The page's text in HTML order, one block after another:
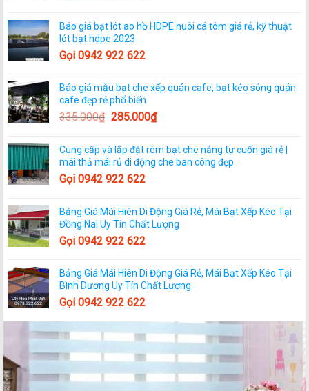
Báo giá bạt lót ao hồ HDPE nuôi cá tôm giá rẻ, kỹ thuật
lót bạt hdpe 2023
Gọi 0942 922 622
Báo giá mẫu bạt che xếp quán cafe, bạt kéo sóng quán
cafe đẹp rẻ phổ biến
335.000₫ 285.000₫
Cung cấp và lắp đặt rèm bạt che nắng tự cuốn giá rẻ |
mái thả mái rủ di động che ban công đẹp
Gọi 0942 922 622
Bảng Giá Mái Hiên Di Động Giá Rẻ, Mái Bạt Xếp Kéo Tại
Đồng Nai Uy Tín Chất Lượng
Gọi 0942 922 622
Bảng Giá Mái Hiên Di Động Giá Rẻ, Mái Bạt Xếp Kéo Tại
Bình Dương Uy Tín Chất Lượng
Gọi 0942 922 622